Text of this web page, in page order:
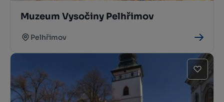
Muzeum Vysočiny Pelhřimov
Pelhřimov